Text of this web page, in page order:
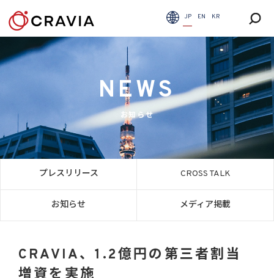
JP EN KR
NEWS
お知らせ
プレスリリース CROSS TALK
お知らせ メディア掲載
CRAVIA、1.2億円の第三者割当
増資を実施